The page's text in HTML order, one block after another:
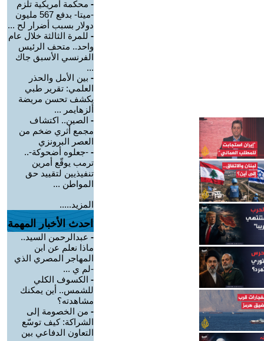
- محكمة أمريكية تلزم
-ميتا- بدفع 567 مليون
دولار بسبب أضرار لح ...
- للمرة الثالثة خلال عام
واحد.. متحف الرئيس
الفرنسي الأسبق جاك
...
- بين الأمل والحذر
العلمي: تقرير طبي
يكشف تحسن مريضة
ألزهايمر ...
- الصين.. اكتشاف
مجمع أثري ضخم من
العصر البرونزي
- -جعلوه أضحوكة-..
ترمب يوقّع أمرين
تنفيذيين لتقييد حق
المواطن ...
المزيد.....
احدث الأخبار المهمة
- عبدالرحمن السيد..
ماذا نعلم عن ابن
المهاجر المصري الذي
-لم ي ...
- الكسوف الكلي
للشمس.. أين يمكنك
مشاهدته؟
- من الخصومة إلى
الشراكة: كيف توسّع
التعاون الدفاعي بين